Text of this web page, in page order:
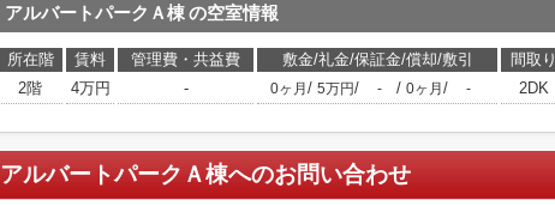
アルバートパークＡ棟の空室情報
所在階 賃料 管理費・共益費 敷金/礼金/保証金/償却/敷引 間取り
2階
4万円 - 0ヶ月 / 5万円/ - / 0ヶ月 / - 2DK
アルバートパークＡ棟へのお問い合わせ